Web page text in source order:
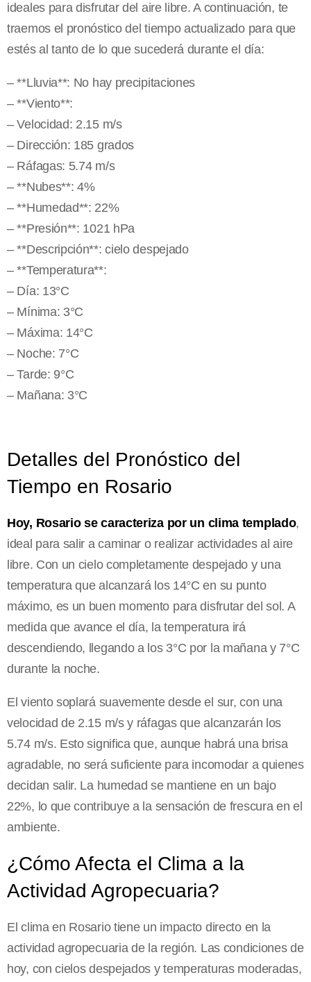
ideales para disfrutar del aire libre. A continuación, te
traemos el pronóstico del tiempo actualizado para que
estés al tanto de lo que sucederá durante el día:
– **Lluvia**: No hay precipitaciones
– **Viento**:
– Velocidad: 2.15 m/s
– Dirección: 185 grados
– Ráfagas: 5.74 m/s
– **Nubes**: 4%
– **Humedad**: 22%
– **Presión**: 1021 hPa
– **Descripción**: cielo despejado
– **Temperatura**:
– Día: 13°C
– Mínima: 3°C
– Máxima: 14°C
– Noche: 7°C
– Tarde: 9°C
– Mañana: 3°C
Detalles del Pronóstico del
Tiempo en Rosario
Hoy, Rosario se caracteriza por un clima templado,
ideal para salir a caminar o realizar actividades al aire
libre. Con un cielo completamente despejado y una
temperatura que alcanzará los 14°C en su punto
máximo, es un buen momento para disfrutar del sol. A
medida que avance el día, la temperatura irá
descendiendo, llegando a los 3°C por la mañana y 7°C
durante la noche.
El viento soplará suavemente desde el sur, con una
velocidad de 2.15 m/s y ráfagas que alcanzarán los
5.74 m/s. Esto significa que, aunque habrá una brisa
agradable, no será suficiente para incomodar a quienes
decidan salir. La humedad se mantiene en un bajo
22%, lo que contribuye a la sensación de frescura en el
ambiente.
¿Cómo Afecta el Clima a la
Actividad Agropecuaria?
El clima en Rosario tiene un impacto directo en la
actividad agropecuaria de la región. Las condiciones de
hoy, con cielos despejados y temperaturas moderadas,